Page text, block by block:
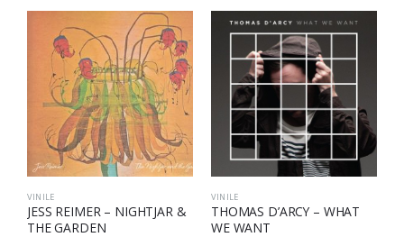
VINILE
JESS REIMER – NIGHTJAR &
THE GARDEN
VINILE
THOMAS D’ARCY – WHAT
WE WANT